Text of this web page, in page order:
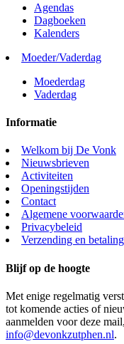
Agendas
Dagboeken
Kalenders
Moeder/Vaderdag
Moederdag
Vaderdag
Informatie
Welkom bij De Vonk
Nieuwsbrieven
Activiteiten
Openingstijden
Contact
Algemene
Privacybeleid
Verzending en betaling
Blijf op de hoogte
Met enige regelmatig
tot komende acties of
aanmelden voor deze
info@devonkzutphen.nl.